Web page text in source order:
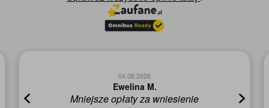
04.08.2026
Mniejsze opłaty za wniesienie
Ewelina M.